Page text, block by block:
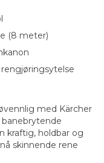
(8 meter)
med Kärcher
banebrytende
kraftig, holdbar og
skinnende rene